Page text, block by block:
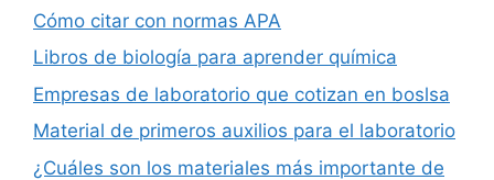
Cómo citar con normas APA
Libros de biología para aprender química
Empresas de laboratorio que cotizan en boslsa
Material de primeros auxilios para el laboratorio
¿Cuáles son los materiales más importante de